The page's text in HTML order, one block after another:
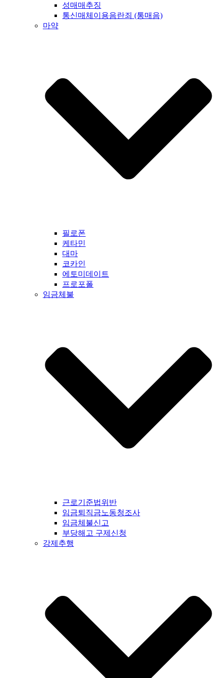
성매매추징
통신매체이용음란죄 (통매음)
마약
필로폰
케타민
대마
코카인
에토미데이트
프로포폴
임금체불
근로기준법위반
임금퇴직금노동청조사
임금체불신고
부당해고 구제신청
강제추행